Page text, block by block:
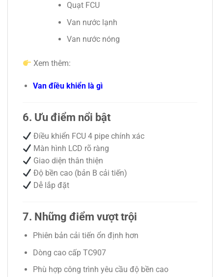
Quạt FCU
Van nước lạnh
Van nước nóng
Xem thêm:
Van điều khiển là gì
6. Ưu điểm nổi bật
Điều khiển FCU 4 pipe chính xác
Màn hình LCD rõ ràng
Giao diện thân thiện
Độ bền cao (bản B cải tiến)
Dễ lắp đặt
7. Những điểm vượt trội
Phiên bản cải tiến ổn định hơn
Dòng cao cấp TC907
Phù hợp công trình yêu cầu độ bền cao